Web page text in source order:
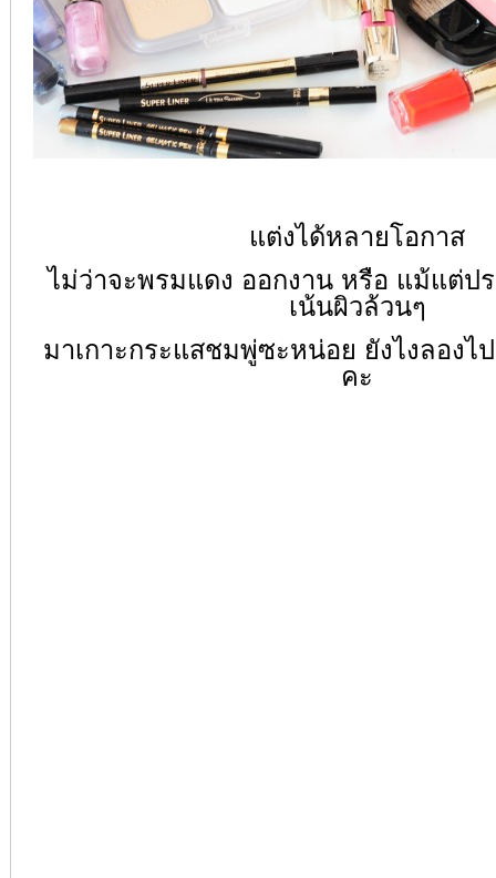
แต่งได้หลายโอกาส
ไม่ว่าจะพรมแดง ออกงาน หรือ แม้แต่ป
เน้นผิวล้วนๆ
มาเกาะกระแสชมพู่ซะหน่อย ยังไงลองไ
คะ